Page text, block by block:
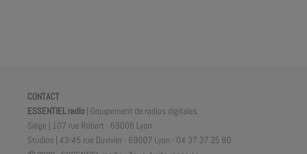
CONTACT
ESSENTIEL radio | Groupement de radios digitales
Siège | 107 rue Robert - 69006 Lyon
Studios | 43-45 rue Duvivier - 69007 Lyon - 04 37 37 25 80